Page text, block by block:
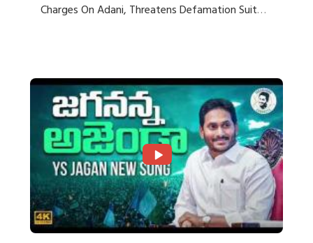
Charges On Adani, Threatens Defamation Suit